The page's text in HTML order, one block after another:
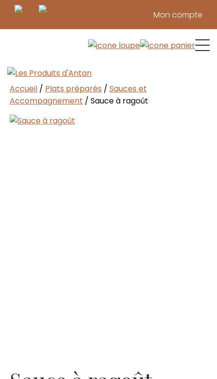
Mon compte
Accueil / Plats préparés / Sauces et
Accompagnement / Sauce à ragoût